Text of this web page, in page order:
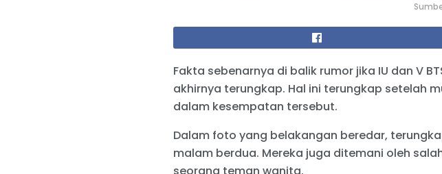
Fakta sebenarnya di balik rumor jika IU dan V
akhirnya terungkap. Hal ini terungkap setelah
dalam kesempatan tersebut.
Dalam foto yang belakangan beredar,
malam berdua. Mereka juga ditemani oleh